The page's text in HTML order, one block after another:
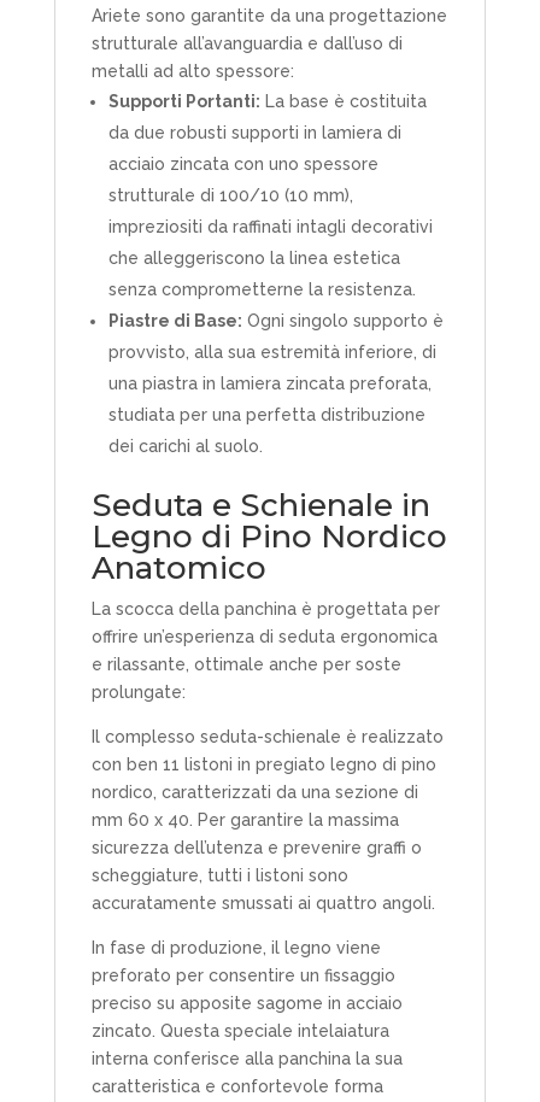
Ariete sono garantite da una progettazione
strutturale all’avanguardia e dall’uso di
metalli ad alto spessore:
Supporti Portanti: La base è costituita
da due robusti supporti in lamiera di
acciaio zincata con uno spessore
strutturale di 100/10 (10 mm),
impreziositi da raffinati intagli decorativi
che alleggeriscono la linea estetica
senza comprometterne la resistenza.
Piastre di Base: Ogni singolo supporto è
provvisto, alla sua estremità inferiore, di
una piastra in lamiera zincata preforata,
studiata per una perfetta distribuzione
dei carichi al suolo.
Seduta e Schienale in
Legno di Pino Nordico
Anatomico
La scocca della panchina è progettata per
offrire un’esperienza di seduta ergonomica
e rilassante, ottimale anche per soste
prolungate:
Il complesso seduta-schienale è realizzato
con ben 11 listoni in pregiato legno di pino
nordico, caratterizzati da una sezione di
mm 60 x 40. Per garantire la massima
sicurezza dell’utenza e prevenire graffi o
scheggiature, tutti i listoni sono
accuratamente smussati ai quattro angoli.
In fase di produzione, il legno viene
preforato per consentire un fissaggio
preciso su apposite sagome in acciaio
zincato. Questa speciale intelaiatura
interna conferisce alla panchina la sua
caratteristica e confortevole forma